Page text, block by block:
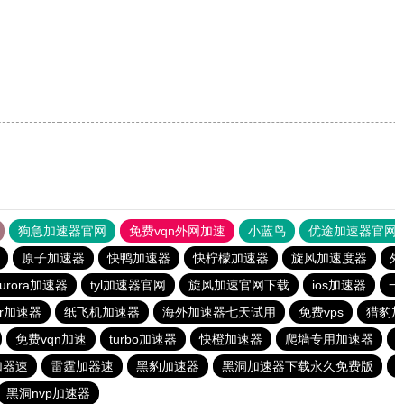
狗急加速器官网 免费vqn外网加速 小蓝鸟 优途加速器官网
原子加速器 快鸭加速器 快柠檬加速器 旋风加速度器
加速器 tyl加速器官网 旋风加速官网下载 ios加速器
加速器 纸飞机加速器 海外加速器七天试用 免费vps 猎豹
免费vqn加速 turbo加速器 快橙加速器 爬墙专用加速器
速 雷霆加器速 黑豹加速器 黑洞加速器下载永久免费版
黑洞nvp加速器